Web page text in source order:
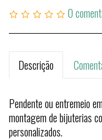
0
Descrição
Pendente ou entremeio
montagem de bijuterias
personalizados.